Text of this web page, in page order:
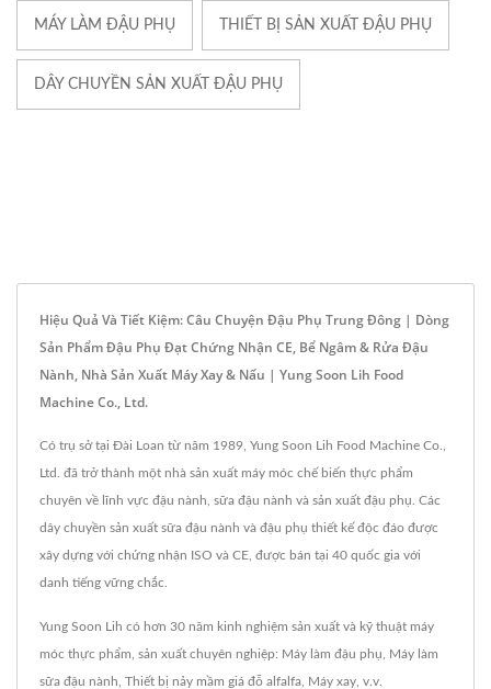
MÁY LÀM ĐẬU PHỤ THIẾT BỊ SẢN XUẤT ĐẬU PHỤ
DÂY CHUYỀN SẢN XUẤT ĐẬU PHỤ
Hiệu Quả Và Tiết Kiệm: Câu Chuyện Đậu Phụ Trung Đông | Dòng
Sản Phẩm Đậu Phụ Đạt Chứng Nhận CE, Bể Ngâm & Rửa Đậu
Nành, Nhà Sản Xuất Máy Xay & Nấu | Yung Soon Lih Food
Machine Co., Ltd.
Có trụ sở tại Đài Loan từ năm 1989, Yung Soon Lih Food Machine Co.,
Ltd. đã trở thành một nhà sản xuất máy móc chế biến thực phẩm
chuyên về lĩnh vực đậu nành, sữa đậu nành và sản xuất đậu phụ. Các
dây chuyền sản xuất sữa đậu nành và đậu phụ thiết kế độc đáo được
xây dựng với chứng nhận ISO và CE, được bán tại 40 quốc gia với
danh tiếng vững chắc.
Yung Soon Lih có hơn 30 năm kinh nghiệm sản xuất và kỹ thuật máy
móc thực phẩm, sản xuất chuyên nghiệp: Máy làm đậu phụ, Máy làm
sữa đậu nành, Thiết bị nảy mầm giá đỗ alfalfa, Máy xay, v.v.